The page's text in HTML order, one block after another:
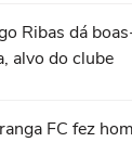
Ribas dá
alvo do clube
FC fez